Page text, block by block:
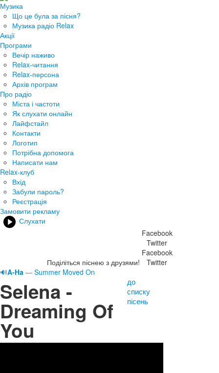
Музика
Що це була за пісня?
Музика радіо Relax
Акції
Програми
Вечір наживо
Relax-читання
Relax-персона
Архів програм
Про радіо
Міста і частоти
Як слухати онлайн
Лайфстайл
Контакти
Логотип
Потрібна допомога
Написати нам
Relax-клуб
Вхід
Забули пароль?
Реєстрація
Замовити рекламу
Слухати
Поділіться піснею з друзями!
Facebook
Twitter
Facebook
Twitter
🔊A-Ha — Summer Moved On
Selena -
Dreaming Of
You
до
списку
пісень